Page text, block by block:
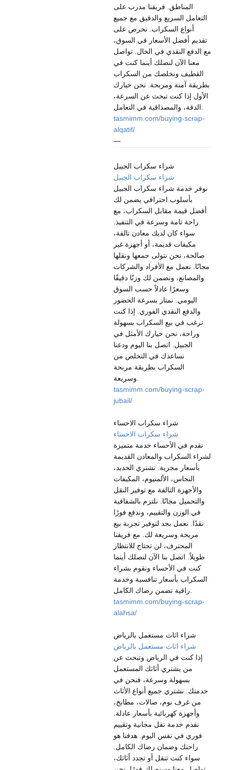
المناطق. فريقنا مدرب على
التعامل السريع والدقيق مع جميع
أنواع السكراب. نحرص على
تقديم أفضل الأسعار في السوق،
مع الدفع النقدي في الحال. تواصل
معنا الآن لنصلك أينما كنت في
القطيف ونخلصك من السكراب
بطريقة آمنة ومربحة. نحن خيارك
الأول إذا كنت تبحث عن السرعة،
tasmimm.com/buying-scrap-
alqatif/
—
شراء سكراب الجبيل
شراء سكراب الجبيل
نوفر خدمة شراء سكراب الجبيل
بأسلوب احترافي يضمن لك
أفضل قيمة مقابل السكراب، مع
راحة تامة وسرعة في التنفيذ.
سواء كان لديك معادن تالفة،
مكيفات قديمة، أو أجهزة غير
صالحة، نحن نتولى جمعها ونقلها
مجانًا. نعمل مع الأفراد والشركات
والمصانع، ونضمن لك وزنًا دقيقًا
وسعرًا عادلاً حسب السوق
اليومي. نمتاز بسرعة الحضور
والدفع النقدي الفوري. إذا كنت
ترغب في بيع السكراب بسهولة
وراحة، نحن خيارك الأمثل في
الجبيل. اتصل بنا اليوم ودعنا
نساعدك في التخلص من
السكراب بطريقة مربحة
tasmimm.com/buying-scrap-
jubail/
شراء سكراب الاحساء
شراء سكراب الاحساء
نقدم في الأحساء خدمة متميزة
لشراء السكراب والمعادن القديمة
بأسعار مجزية. نشتري الحديد،
النحاس، الألمنيوم، المكيفات
والأجهزة التالفة مع توفير النقل
والتحميل مجانًا. نلتزم بالشفافية
في الوزن والتقييم، وندفع فورًا
نقدًا. نعمل بجد لتوفير تجربة بيع
مريحة وسريعة لك. مع فريقنا
المحترف، لن تحتاج للانتظار
طويلاً. اتصل بنا الآن لنصلك أينما
كنت في الأحساء ونقوم بشراء
السكراب بأسعار تنافسية وخدمة
tasmimm.com/buying-scrap-
alahsa/
شراء اثاث مستعمل بالرياض
شراء اثاث مستعمل بالرياض
إذا كنت في الرياض وتبحث عن
من يشتري أثاثك المستعمل
بسهولة وسرعة، فنحن في
خدمتك. نشتري جميع أنواع الأثاث
من غرف نوم، صالات، مطابخ،
وأجهزة كهربائية بأسعار عادلة.
نقدم خدمة نقل مجانية وتقييم
فوري في نفس اليوم. هدفنا هو
راحتك وضمان رضاك الكامل.
سواء كنت تنقل أو تجدد أثاثك،